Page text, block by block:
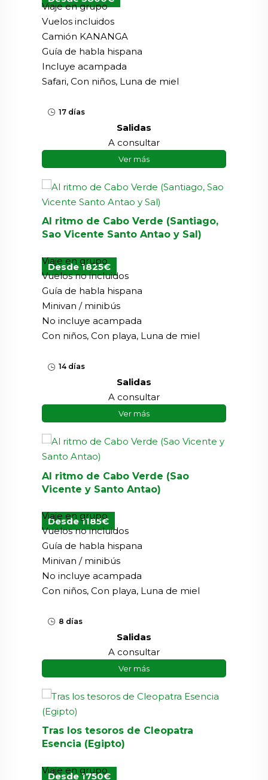
Viaje en grupo
Vuelos incluidos
Camión KANANGA
Guía de habla hispana
Incluye acampada
Safari, Con niños, Luna de miel
17 días
Salidas
A consultar
Ver más
Desde 1825€
Al ritmo de Cabo Verde (Santiago,
Sao Vicente Santo Antao y Sal)
Viaje en grupo
Vuelos no incluidos
Guía de habla hispana
Minivan / minibús
No incluye acampada
Con niños, Con playa, Luna de miel
14 días
Salidas
A consultar
Ver más
Desde 1185€
Al ritmo de Cabo Verde (Sao
Vicente y Santo Antao)
Viaje en grupo
Vuelos no incluidos
Guía de habla hispana
Minivan / minibús
No incluye acampada
Con niños, Con playa, Luna de miel
8 días
Salidas
A consultar
Ver más
Desde 1750€
Tras los tesoros de Cleopatra
Esencia (Egipto)
Viaje en grupo